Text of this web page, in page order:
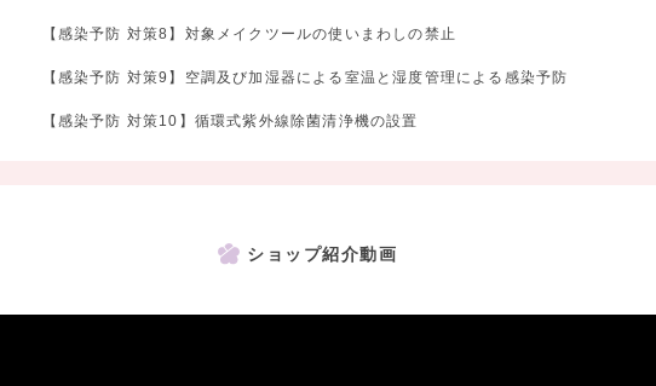
【感染予防 対策8】対象メイクツールの使いまわしの禁止
【感染予防 対策9】空調及び加湿器による室温と湿度管理による感染予防
【感染予防 対策10】循環式紫外線除菌清浄機の設置
ショップ紹介動画